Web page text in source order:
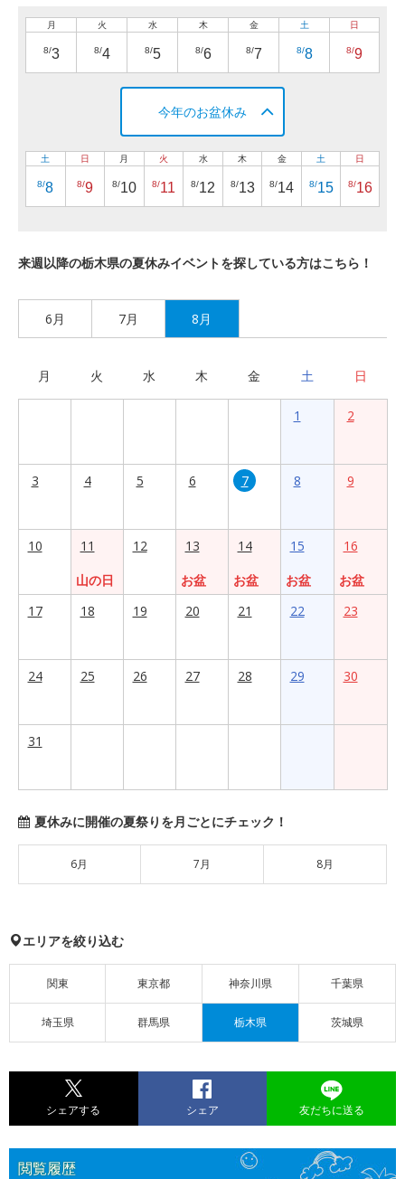
月
8/3
火
8/4
水
8/5
木
8/6
金
8/7
土
8/8
日
8/9
今年のお盆休み
土
8/8
日
8/9
月
8/10
火
8/11
水
8/12
木
8/13
金
8/14
土
8/15
日
8/16
来週以降の栃木県の夏休みイベントを探している方はこちら！
6月 7月 8月
月 火 水 木 金 土 日
1 2
3 4 5 6 7 8 9
10
11
山の日
12
13
お盆
14
お盆
15
お盆
16
お盆
17
18 19 20 21 22 23
24 25 26 27 28 29 30
31
夏休みに開催の夏祭りを月ごとにチェック！
6月 7月 8月
エリアを絞り込む
関東 東京都 神奈川県 千葉県
埼玉県 群馬県 栃木県 茨城県
シェアする シェア 友だちに送る
閲覧履歴